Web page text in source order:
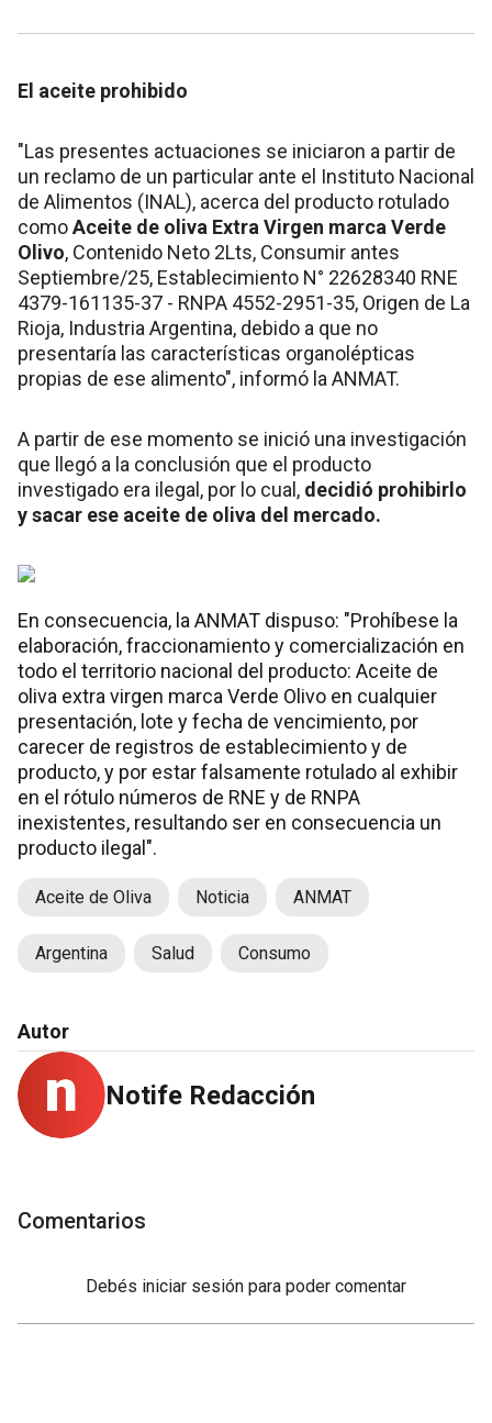
El aceite prohibido
"Las presentes actuaciones se iniciaron a partir de
un reclamo de un particular ante el Instituto Nacional
de Alimentos (INAL), acerca del producto rotulado
comoAceite de oliva Extra Virgen marca Verde
Olivo, Contenido Neto 2Lts, Consumir antes
Septiembre/25, Establecimiento N° 22628340 RNE
4379-161135-37 - RNPA 4552-2951-35, Origen de La
Rioja, Industria Argentina, debido a que no
presentaría las características organolépticas
propias de ese alimento", informó la ANMAT.
A partir de ese momento se inició una investigación
que llegó a la conclusión que el producto
investigado era ilegal, por lo cual, decidió prohibirlo
y sacar ese aceite de oliva del mercado.
En consecuencia, la ANMAT dispuso: "Prohíbese la
elaboración, fraccionamiento y comercialización en
todo el territorio nacional del producto: Aceite de
oliva extra virgen marca Verde Olivo en cualquier
presentación, lote y fecha de vencimiento, por
carecer de registros de establecimiento y de
producto, y por estar falsamente rotulado al exhibir
en el rótulo números de RNE y de RNPA
inexistentes, resultando ser en consecuencia un
producto ilegal".
Aceite de Oliva Noticia ANMAT
Argentina Salud Consumo
Autor
Notife Redacción
Comentarios
Debés iniciar sesión para poder comentar